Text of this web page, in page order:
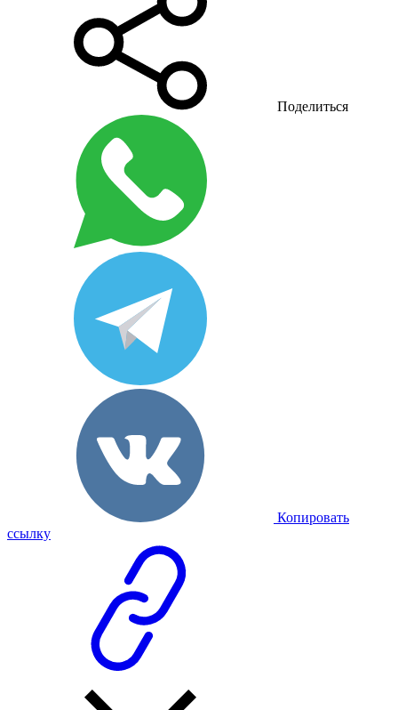
Поделиться
Копировать
ссылку